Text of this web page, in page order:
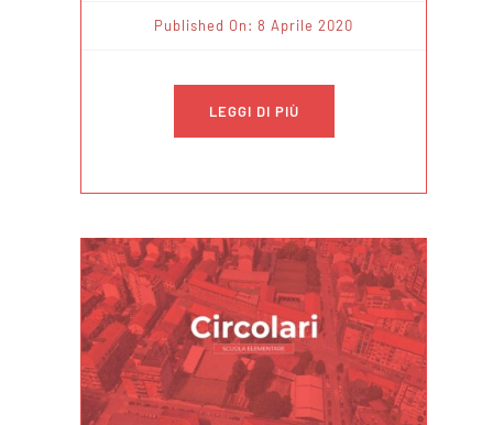
Published On: 8 Aprile 2020
LEGGI DI PIÙ